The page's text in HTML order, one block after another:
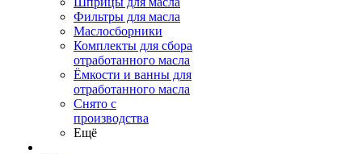
Фильтры для масла
Маслосборники
Комплекты для сбора
отработанного масла
Ёмкости и ванны для
отработанного масла
Снято с
производства
Ещё